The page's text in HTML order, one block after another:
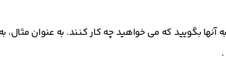
بگویید که می خواهید چه کار کنند. به عنوان مثال،